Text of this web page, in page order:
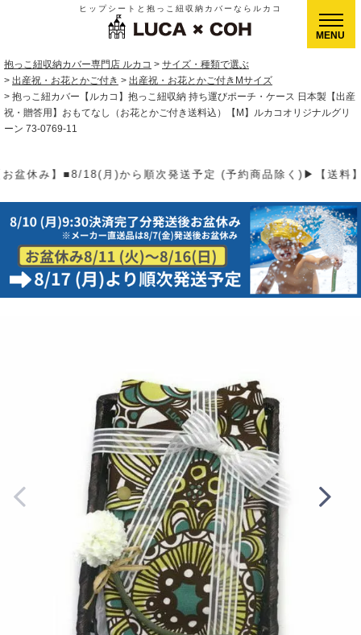
ヒップシートと抱っこ紐収納カバーならルカコ
抱っこ紐収納カバー専門店 ルカコ
サイズ・種類で選ぶ
出産祝・お花とかご付き
出産祝・お花とかご付きMサイズ
抱っこ紐カバー【ルカコ】抱っこ紐収納 持ち運びポーチ・ケース 日本製【出産
祝・贈答用】おもてなし（お花とかご付き送料込）【M】ルカコオリジナルグリ
ーン 73-0769-11
)▶【送料】ゆうパケット400円(全国一律)、ゆうパック900